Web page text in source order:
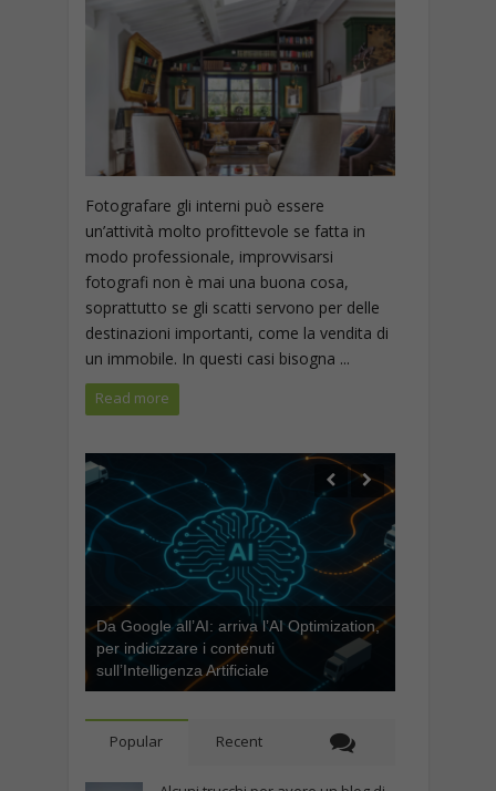
Fotografare gli interni può essere
un’attività molto profittevole se fatta in
modo professionale, improvvisarsi
fotografi non è mai una buona cosa,
soprattutto se gli scatti servono per delle
destinazioni importanti, come la vendita di
un immobile. In questi casi bisogna ...
Read more
Da Google all’AI: arriva l’AI Optimization,
per indicizzare i contenuti
sull’Intelligenza Artificiale
Popular Recent